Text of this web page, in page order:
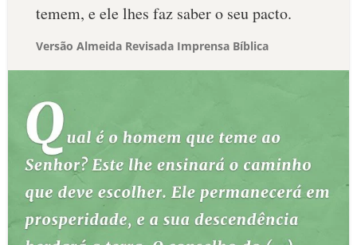
temem, e ele lhes faz saber o seu pacto.
Versão Almeida Revisada Imprensa Bíblica